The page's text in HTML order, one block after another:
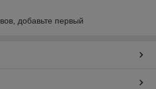
добавьте первый